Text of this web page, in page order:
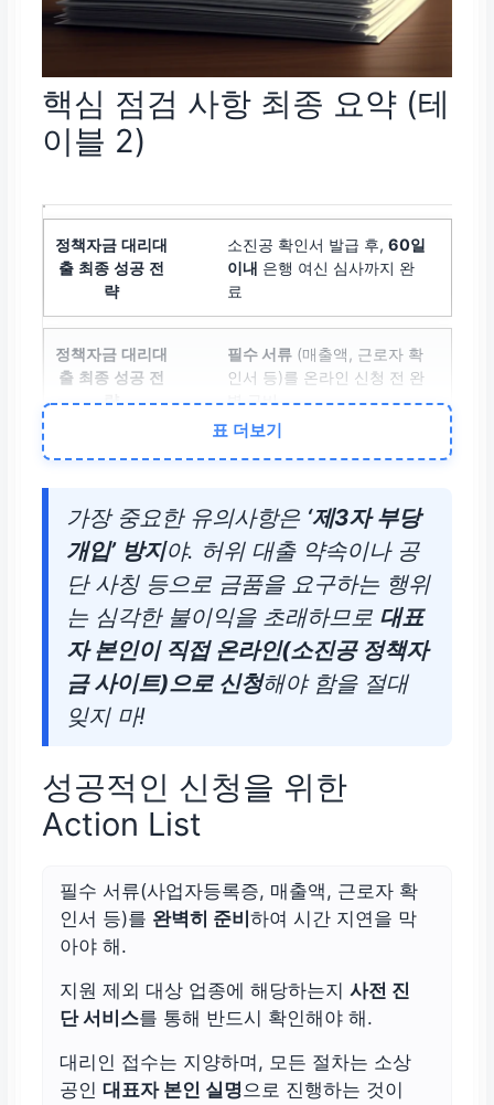
핵심 점검 사항 최종 요약 (테
이블 2)
소진공 확인서 발급 후,60일
이내 은행 여신 심사까지 완
료
필수 서류 (매출액, 근로자 확
인서 등)를 온라인 신청 전 완
벽 구비
제3자 부당개입및 알선 행위
대표자 본인이 소진공 온라인
사이트에서 직접 진행 (대리
인 지양)
표 더보기
가장 중요한 유의사항은 ‘제3자 부당
개입’ 방지야. 허위 대출 약속이나 공
단 사칭 등으로 금품을 요구하는 행위
는 심각한 불이익을 초래하므로 대표
자 본인이 직접 온라인(소진공 정책자
금 사이트)으로 신청해야 함을 절대
잊지 마!
성공적인 신청을 위한
Action List
필수 서류(사업자등록증, 매출액, 근로자 확
인서 등)를 완벽히 준비하여 시간 지연을 막
아야 해.
지원 제외 대상 업종에 해당하는지사전 진
단 서비스를 통해 반드시 확인해야 해.
대리인 접수는 지양하며, 모든 절차는 소상
공인대표자 본인 실명으로 진행하는 것이